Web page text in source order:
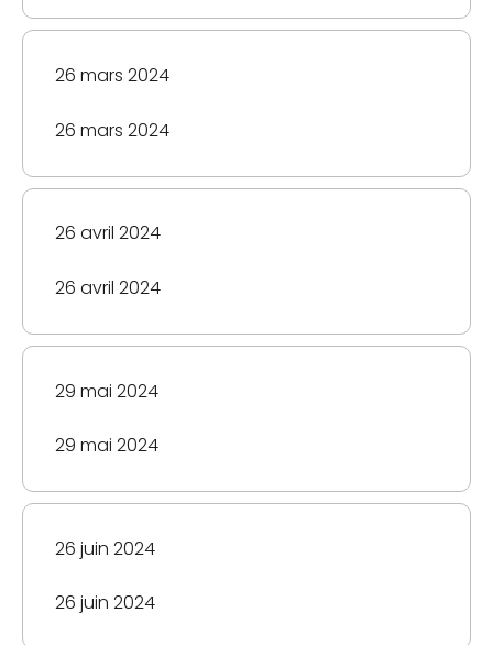
retraite
les
d’invalidité,
et
survivant
Régime
pensions
Canada
Échéancier
versements
de
Sécurité
26 mars 2024
26 mars 2024
26 avril 2024
26 avril 2024
29 mai 2024
29 mai 2024
26 juin 2024
26 juin 2024